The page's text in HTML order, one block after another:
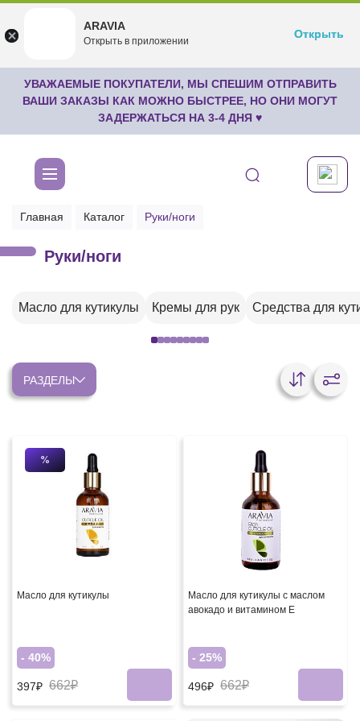
undefined
Бесплатноru.aravia.new
Открыть
УВАЖАЕМЫЕ ПОКУПАТЕЛИ, МЫ СПЕШИМ ОТПРАВИТЬ
ВАШИ ЗАКАЗЫ КАК МОЖНО БЫСТРЕЕ, НО ОНИ МОГУТ
ЗАДЕРЖАТЬСЯ НА 3-4 ДНЯ ♥
Главная Каталог Руки/ноги
Руки/ноги
Масло для кутикулы Кремы для рук Средства для
РАЗДЕЛЫ
%
Масло для кутикулы
- 40%
397₽ 662₽
Масло для кутикулы с маслом
авокадо и витамином E
- 25%
496₽ 662₽
ARAVIA
Открыть в приложении
Открыть